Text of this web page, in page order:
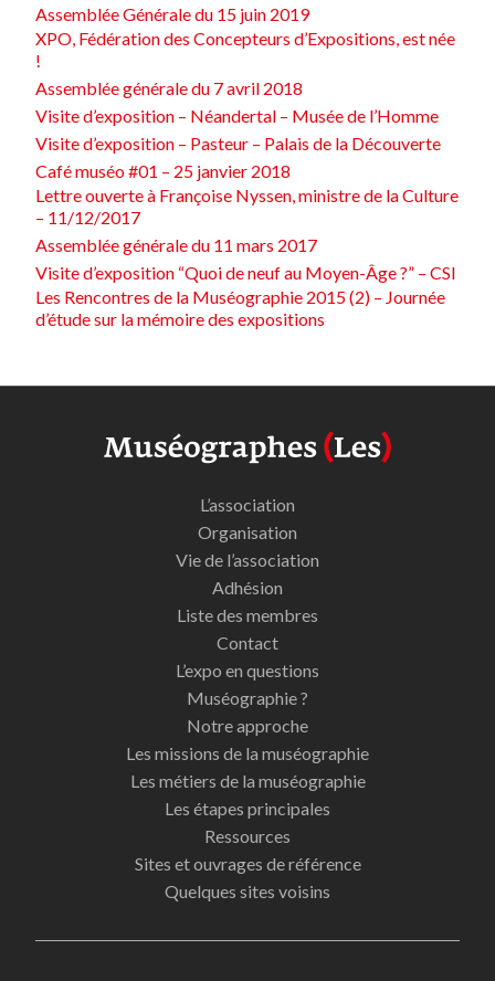
Assemblée Générale du 15 juin 2019
XPO, Fédération des Concepteurs d’Expositions, est née
!
Assemblée générale du 7 avril 2018
Visite d’exposition – Néandertal – Musée de l’Homme
Visite d’exposition – Pasteur – Palais de la Découverte
Café muséo #01 – 25 janvier 2018
Lettre ouverte à Françoise Nyssen, ministre de la Culture
– 11/12/2017
Assemblée générale du 11 mars 2017
Visite d’exposition “Quoi de neuf au Moyen-Âge ?” – CSI
Les Rencontres de la Muséographie 2015 (2) – Journée
d’étude sur la mémoire des expositions
L’association
Organisation
Vie de l’association
Adhésion
Liste des membres
Contact
L’expo en questions
Muséographie ?
Notre approche
Les missions de la muséographie
Les métiers de la muséographie
Les étapes principales
Ressources
Sites et ouvrages de référence
Quelques sites voisins